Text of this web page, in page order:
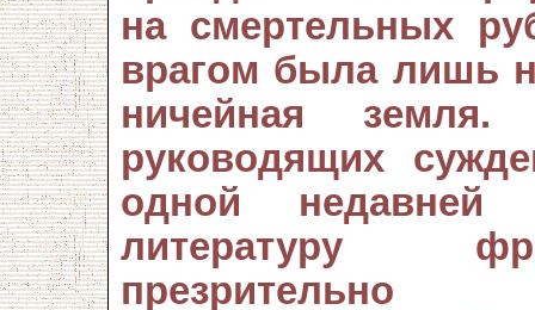
на смертельных
врагом была лишь
ничейная
руководящих
одной недавней
литературу